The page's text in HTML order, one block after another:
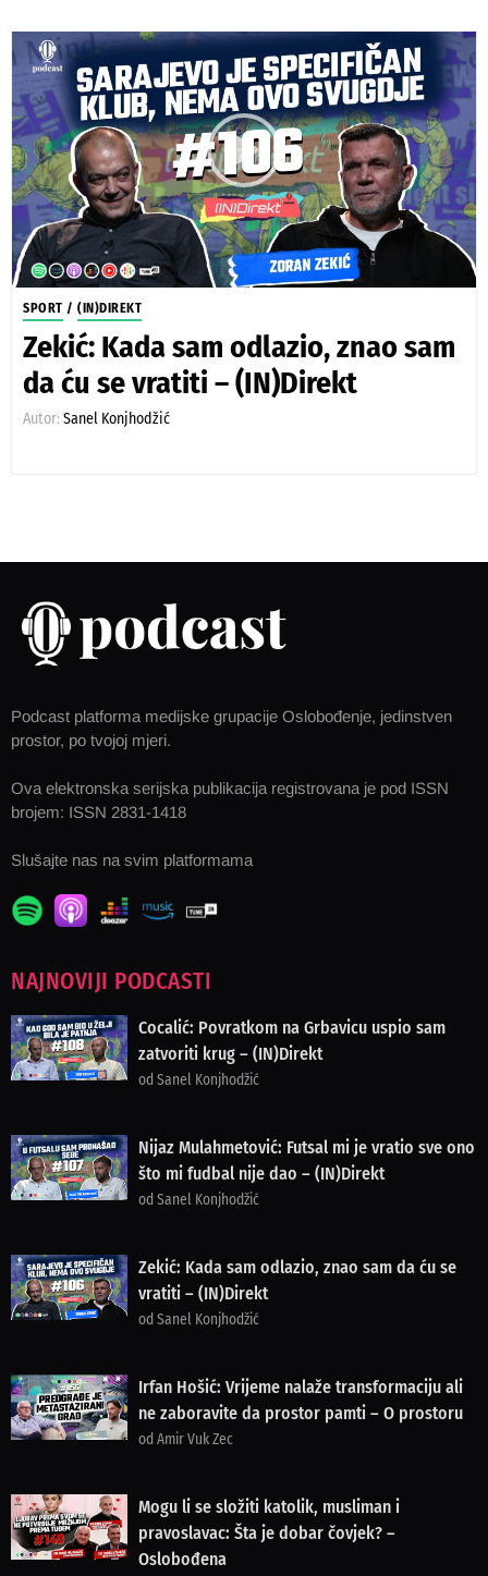
SPORT / (IN)DIREKT
Zekić: Kada sam odlazio, znao sam
da ću se vratiti – (IN)Direkt
Autor: Sanel Konjhodžić
Podcast platforma medijske grupacije Oslobođenje, jedinstven
prostor, po tvojoj mjeri.
Ova elektronska serijska publikacija registrovana je pod ISSN
brojem: ISSN 2831-1418
Slušajte nas na svim platformama
NAJNOVIJI PODCASTI
Cocalić: Povratkom na Grbavicu uspio sam
zatvoriti krug – (IN)Direkt
od Sanel Konjhodžić
Nijaz Mulahmetović: Futsal mi je vratio sve ono
što mi fudbal nije dao – (IN)Direkt
od Sanel Konjhodžić
Zekić: Kada sam odlazio, znao sam da ću se
vratiti – (IN)Direkt
od Sanel Konjhodžić
Irfan Hošić: Vrijeme nalaže transformaciju ali
ne zaboravite da prostor pamti – O prostoru
od Amir Vuk Zec
Mogu li se složiti katolik, musliman i
pravoslavac: Šta je dobar čovjek? –
Oslobođena